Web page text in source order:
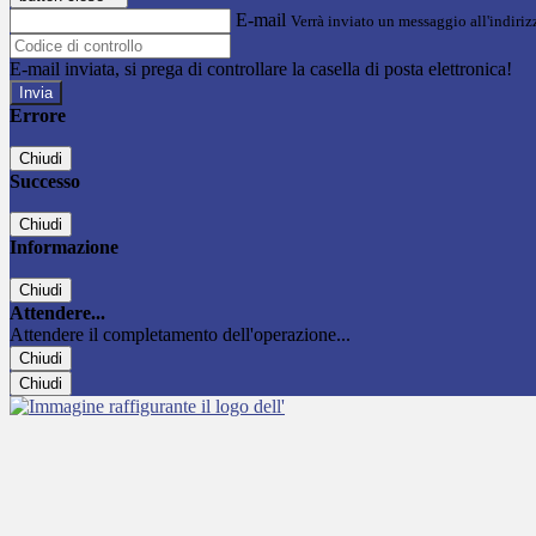
E-mail Verrà inviato un messaggio
E-mail inviata, si prega di controllare la casella di posta elettronica!
Errore
Chiudi
Successo
Chiudi
Informazione
Chiudi
Attendere...
Attendere il completamento dell'operazione...
Chiudi
Chiudi